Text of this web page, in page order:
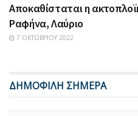
Αποκαθίσταται η
Ραφήνα, Λαύριο
7 ΟΚΤΩΒΡΊΟΥ 2022
ΔΗΜΟΦΙΛΗ ΣΗΜΕΡΑ